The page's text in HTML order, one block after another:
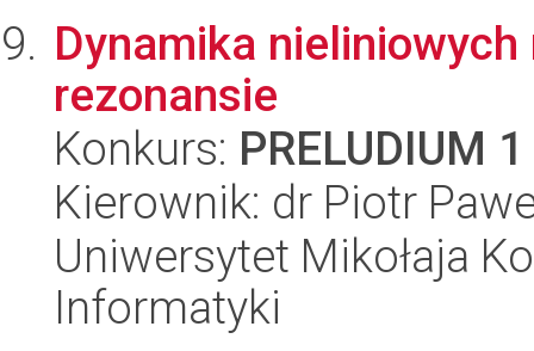
Dynamika
rezonansie
Konkurs: PRELUDIUM 1
Kierownik: dr Piotr
Uniwersytet Mikołaja
Informatyki